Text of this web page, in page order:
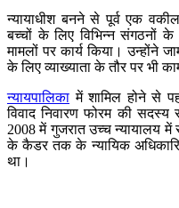
न्‍यायाधीश बनने से पूर्व एक
बच्चों के लिए विभिन्न संगठनों के
मामलों पर कार्य किया।
के लिए व्याख्याता के तौर पर भी
न्यायपालिका में शामिल होने से
विवाद निवारण फोरम की सदस्य
2008 में गुजरात उच्च न्यायालय में
के कैडर तक के न्यायिक
था।